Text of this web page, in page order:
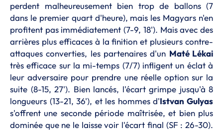
perdent malheureusement bien trop de ballons (7
dans le premier quart d'heure), mais les Magyars n'en
profitent pas immédiatement (7-9, 18'). Mais avec des
arrières plus efficaces à la finition et plusieurs contre-
attaques converties, les partenaires d'un Maté Lékai
très efficace sur la mi-temps (7/7) infligent un éclat à
leur adversaire pour prendre une réelle option sur la
suite (8-15, 27'). Bien lancés, l'écart grimpe jusqu'à 8
longueurs (13-21, 36'), et les hommes d'Istvan Gulyas
s'offrent une seconde période maîtrisée, et bien plus
dominée que ne le laisse voir l'écart final (SF : 26-30).